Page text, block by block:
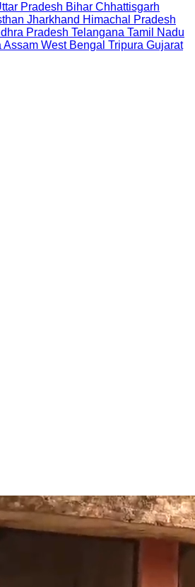
Pradesh Bihar Chhattisgarh
Jharkhand Himachal Pradesh
Pradesh Telangana Tamil Nadu
Assam West Bengal Tripura Gujarat